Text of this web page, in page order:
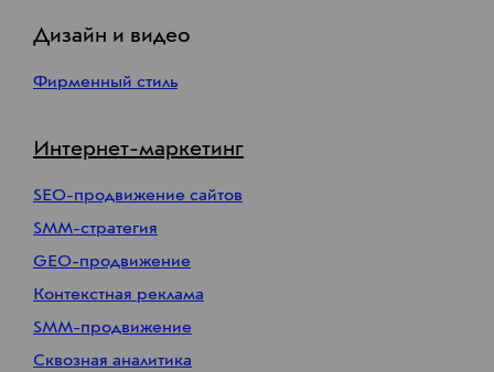
Дизайн и видео
Фирменный стиль
Интернет-маркетинг
SEO-продвижение сайтов
SMM-стратегия
GEO-продвижение
Контекстная реклама
SMM-продвижение
Сквозная аналитика